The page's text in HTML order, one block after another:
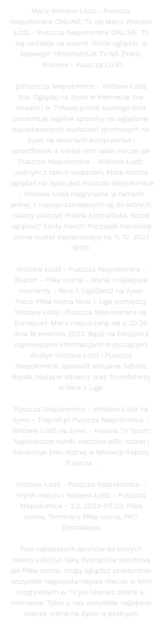
Mecz Widzew Łódź - Puszcza
Niepołomice ONLINE. Tli się Mecz Widzew
Łódź - Puszcza Niepołomice ONLINE. Tli
się nadzieja na awans. Gdzie oglądać w
telewizji? TRANSMISJA TV NA ŻYWO.
Widzew - Puszcza LIVE!
plPuszcza Niepołomice - Widzew Łódź
live. Oglądaj na żywo w internecie live
stream i w TVNasz portal każdego dnia
prezentuje legalne sposoby na oglądanie
najciekawszych wydarzeń sportowych na
żywo na ekranach komputerów i
smartfonów a wśród nich takie mecze jak
Puszcza Niepołomice - Widzew Łódź.
Jednym z takich wydarzeń, które można
oglądać na żywo jest Puszcza Niepołomice
- Widzew Łódź rozgrywane w ramach
jednej z najpopularniejszych lig do których
należy zaliczyć Polska Ekstraklasa. Gdzie
oglądać? Kiedy mecz? Początek transmisji
online został zaplanowany na 11. 12. 2023
19:00.
Widzew Łódź - Puszcza Niepołomice -
Raport - Piłka nożna - Wynik i najlepsze
momenty - Nice 1. LigaŚledź na żywo
mecz Piłka nożna Nice 1. Liga pomiędzy
Widzew Łódź i Puszcza Niepołomice na
Eurosport. Mecz rozpoczyna się o 20:30
dnia 16 kwietnia 2022. Bądź na bieżąco z
najnowszymi informacjami dotyczącymi
drużyn Widzew Łódź i Puszcza
Niepołomice, sprawdź aktualne Tabela,
Wyniki, Najlepsi strzelcy oraz Triumfatorzy
w Nice 1. Liga.
Puszcza Niepołomice - Widzew Łódź na
żywo - Tvsport.pl Puszcza Niepołomice -
Widzew Łódź na żywo - Analiza TV Sport.
Najświeższe wyniki meczów piłki nożnej i
transmisje piłki nożnej w telewizji między
Puszcza ...
Widzew Łódź - Puszcza Niepołomice –
Wynik meczu i Widzew Łódź - Puszcza
Niepołomice - 3:2, 2023-07-23, Piłka
nożna, Terminarz Piłka nożna, PKO
Ekstraklasa.
Fani najlepszych sportów do których
należy zaliczyć taką dyscyplinę sportową
jak Piłka nożna, mogą oglądać praktycznie
wszystkie najpopularniejsze mecze w tych
rozgrywkach w TV jak również online w
Internecie. Tylko u nas wszystkie najlepsze
mecze online na żywo w płatnych